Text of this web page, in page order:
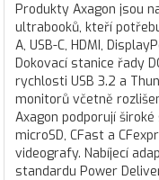
Produkty Axagon jsou
ultrabooků, kteří
A, USB-C, HDMI,
Dokovací stanice řady
rychlosti USB 3.2 a
monitorů včetně
Axagon podporují
microSD, CFast a
videografy. Nabíjecí
standardu Power